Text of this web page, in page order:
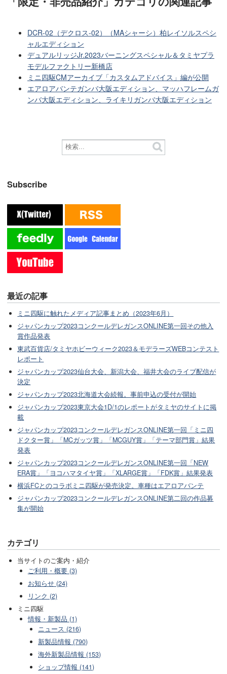
DCR-02（デクロス-02）（MAシャーシ）柏レイソルスペシ
ャルエディション
デュアルリッジJr.2023バーニングスペシャル＆タミヤプラ
モデルファクトリー新橋店
ミニ四駆CMアーカイブ「カスタムアドバイス」編が公開
エアロアバンテガンバ大阪エディション、マッハフレームガ
ンバ大阪エディション、ライキリガンバ大阪エディション
Subscribe
最近の記事
ミニ四駆に触れたメディア記事まとめ（2023年6月）
ジャパンカップ2023コンクールデレガンスONLINE第一回その他入
賞作品発表
東武百貨店/タミヤホビーウィーク2023＆モデラーズWEBコンテスト
レポート
ジャパンカップ2023仙台大会、新潟大会、福井大会のライブ配信が
決定
ジャパンカップ2023北海道大会続報。事前申込の受付が開始
ジャパンカップ2023東京大会1D/1のレポートがタミヤのサイトに掲
載
ジャパンカップ2023コンクールデレガンスONLINE第一回「ミニ四
ドクター賞」「MCガッツ賞」「MCGUY賞」「テーマ部門賞」結果
発表
ジャパンカップ2023コンクールデレガンスONLINE第一回「NEW
ERA賞」「ヨコハマタイヤ賞」「XLARGE賞」「FDK賞」結果発表
横浜FCとのコラボミニ四駆が発売決定。車種はエアロアバンテ
ジャパンカップ2023コンクールデレガンスONLINE第二回の作品募
集が開始
カテゴリ
当サイトのご案内・紹介
ご利用・概要 (3)
お知らせ (24)
リンク (2)
ミニ四駆
情報・新製品 (1)
ニュース (216)
新製品情報 (790)
海外新製品情報 (153)
ショップ情報 (141)